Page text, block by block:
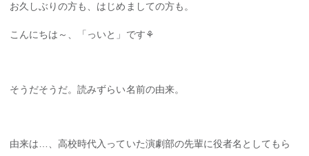
お久しぶりの方も、はじめましての方も。
こんにちは～、「っいと」です⚘
そうだそうだ。読みずらい名前の由来。
由来は…、高校時代入っていた演劇部の先輩に役者名としてもら